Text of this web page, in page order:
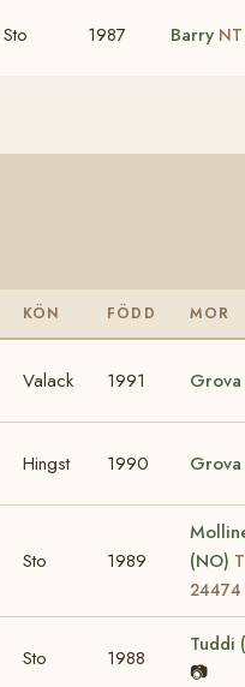
Sto 1987 Barry
KÖN FÖDD MOR
Valack 1991
Hingst 1990
Sto 1989
(NO)
24474
Sto 1988
Tuddi
📷